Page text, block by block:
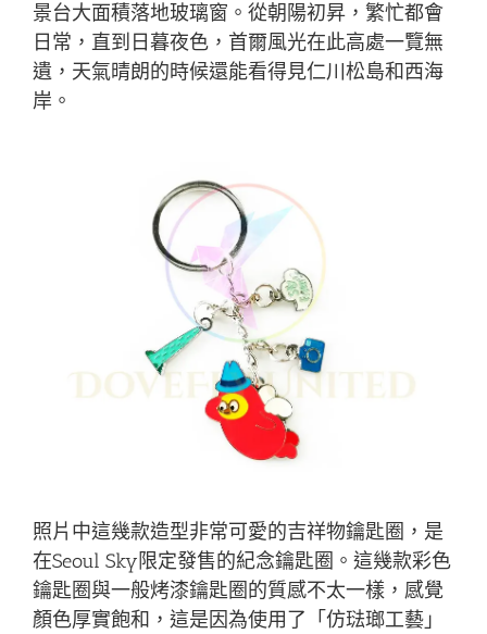
景台大面積落地玻璃窗。從朝陽初昇，繁忙都會
日常，直到日暮夜色，首爾風光在此高處一覽無
遺，天氣晴朗的時候還能看得見仁川松島和西海
岸。
照片中這幾款造型非常可愛的吉祥物鑰匙圈，是
在Seoul Sky限定發售的紀念鑰匙圈。這幾款彩色
鑰匙圈與一般烤漆鑰匙圈的質感不太一樣，感覺
顏色厚實飽和，這是因為使用了「仿琺瑯工藝」